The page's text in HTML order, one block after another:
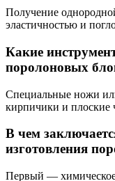
Получение
эластичностью и
Какие
поролоновых
Специальные ножи
кирпичики и плоские
В чем
изготовления
Первый — химическое